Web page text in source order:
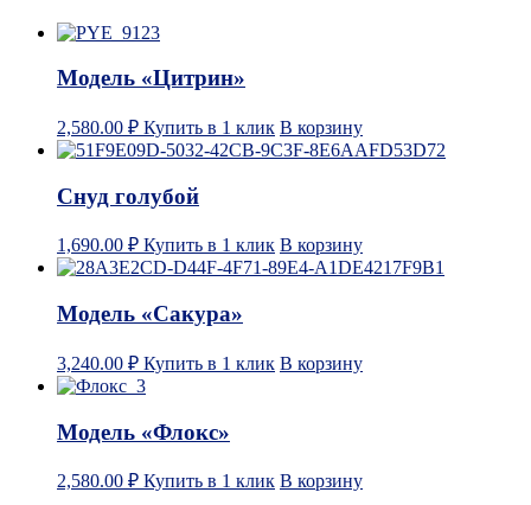
Модель «Цитрин»
2,580.00 ₽ Купить в 1 клик В корзину
Снуд голубой
1,690.00 ₽ Купить в 1 клик В корзину
Модель «Сакура»
3,240.00 ₽ Купить в 1 клик В корзину
Модель «Флокс»
2,580.00 ₽ Купить в 1 клик В корзину